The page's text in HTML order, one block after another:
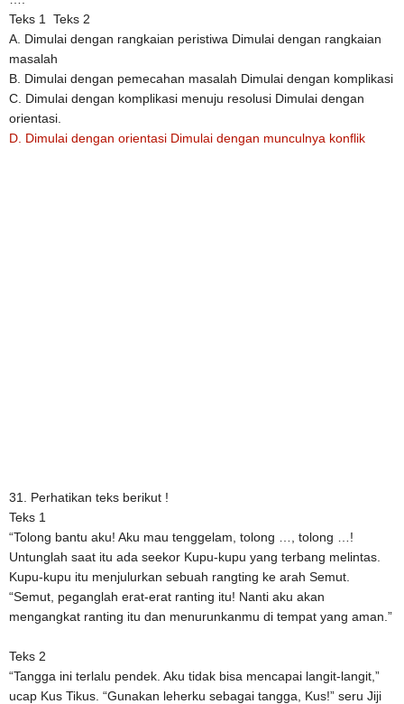
Teks 1
Teks 2
A. Dimulai dengan rangkaian peristiwa Dimulai dengan rangkaian
masalah
B. Dimulai dengan pemecahan masalah Dimulai dengan komplikasi
C. Dimulai dengan komplikasi menuju resolusi Dimulai dengan
orientasi.
D. Dimulai dengan orientasi Dimulai dengan munculnya konflik
31. Perhatikan teks berikut !
Teks 1
“Tolong bantu aku! Aku mau tenggelam, tolong …, tolong …!
Untunglah saat itu ada seekor Kupu-kupu yang terbang melintas.
Kupu-kupu itu menjulurkan sebuah rangting ke arah Semut.
“Semut, peganglah erat-erat ranting itu! Nanti aku akan
mengangkat ranting itu dan menurunkanmu di tempat yang aman.”
Teks 2
“Tangga ini terlalu pendek. Aku tidak bisa mencapai langit-langit,”
ucap Kus Tikus. “Gunakan leherku sebagai tangga, Kus!” seru Jiji